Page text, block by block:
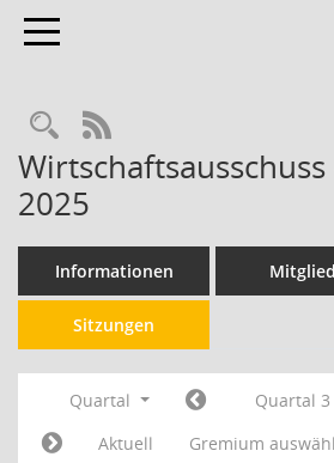
Toggle navigation
RSS-Feed
2025
Informationen
Sitzungen
Quartal Quartal 3
Aktuell
Gremium